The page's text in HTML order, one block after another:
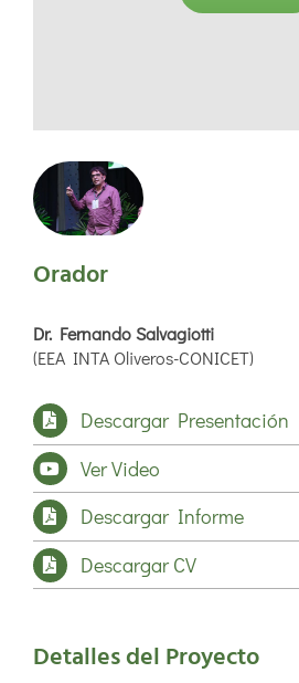
Orador
Dr. Fernando Salvagiotti
(EEA INTA Oliveros-CONICET)
Descargar Presentación
Ver Video
Descargar Informe
Descargar CV
Detalles del Proyecto